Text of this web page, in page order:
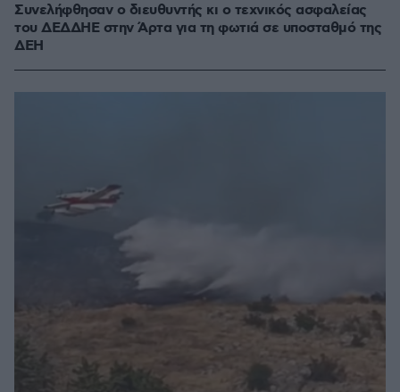
Συνελήφθησαν ο διευθυντής κι ο τεχνικός ασφαλείας
του ΔΕΔΔΗΕ στην Άρτα για τη φωτιά σε υποσταθμό της
ΔΕΗ